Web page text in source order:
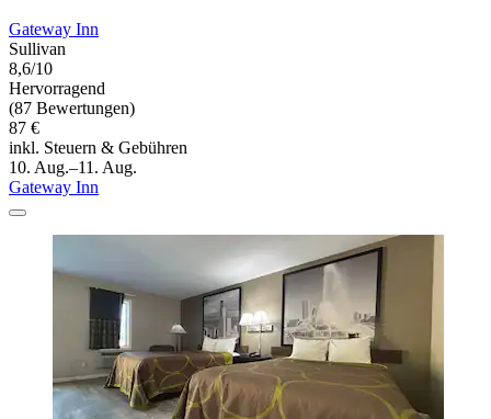
Gateway Inn
Sullivan
8,6/10
Hervorragend
(87 Bewertungen)
87 €
inkl. Steuern & Gebühren
10. Aug.–11. Aug.
Gateway Inn